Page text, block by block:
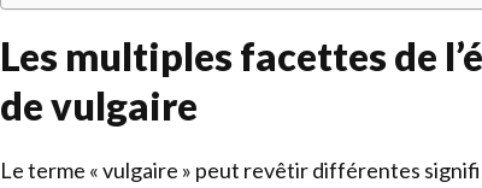
Les multiples facettes de
de vulgaire
Le terme « vulgaire » peut revêtir différentes